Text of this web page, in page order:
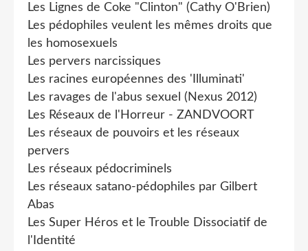
Les Lignes de Coke "Clinton" (Cathy O'Brien)
Les pédophiles veulent les mêmes droits que
les homosexuels
Les pervers narcissiques
Les racines européennes des 'Illuminati'
Les ravages de l'abus sexuel (Nexus 2012)
Les Réseaux de l'Horreur - ZANDVOORT
Les réseaux de pouvoirs et les réseaux
pervers
Les réseaux pédocriminels
Les réseaux satano-pédophiles par Gilbert
Abas
Les Super Héros et le Trouble Dissociatif de
l'Identité